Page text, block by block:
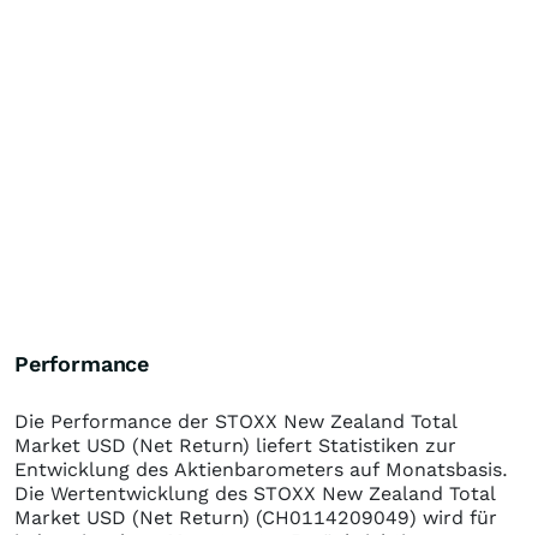
Performance
Die Performance der STOXX New Zealand Total
Market USD (Net Return) liefert Statistiken zur
Entwicklung des Aktienbarometers auf Monatsbasis.
Die Wertentwicklung des STOXX New Zealand Total
Market USD (Net Return) (CH0114209049) wird für